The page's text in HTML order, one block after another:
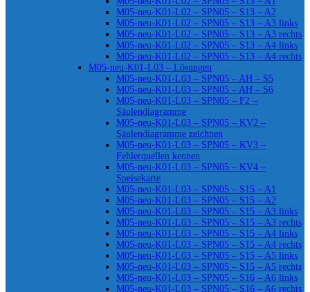
M05-neu-K01-L02 – SPN05 – S13 – A2
M05-neu-K01-L02 – SPN05 – S13 – A3 links
M05-neu-K01-L02 – SPN05 – S13 – A3 rechts
M05-neu-K01-L02 – SPN05 – S13 – A4 links
M05-neu-K01-L02 – SPN05 – S13 – A4 rechts
M05-neu-K01-L03 – Lösungen
M05-neu-K01-L03 – SPN05 – AH – S5
M05-neu-K01-L03 – SPN05 – AH – S6
M05-neu-K01-L03 – SPN05 – F2 –
Säulendiagramme
M05-neu-K01-L03 – SPN05 – KV2 –
Säulendiagramme zeichnen
M05-neu-K01-L03 – SPN05 – KV3 –
Fehlerquellen kennen
M05-neu-K01-L03 – SPN05 – KV4 –
Speisekarte
M05-neu-K01-L03 – SPN05 – S15 – A1
M05-neu-K01-L03 – SPN05 – S15 – A2
M05-neu-K01-L03 – SPN05 – S15 – A3 links
M05-neu-K01-L03 – SPN05 – S15 – A3 rechts
M05-neu-K01-L03 – SPN05 – S15 – A4 links
M05-neu-K01-L03 – SPN05 – S15 – A4 rechts
M05-neu-K01-L03 – SPN05 – S15 – A5 links
M05-neu-K01-L03 – SPN05 – S15 – A5 rechts
M05-neu-K01-L03 – SPN05 – S16 – A6 links
M05-neu-K01-L03 – SPN05 – S16 – A6 rechts